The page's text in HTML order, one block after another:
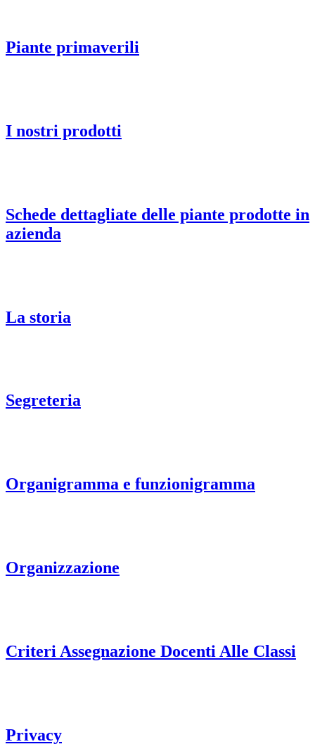
Piante primaverili
I nostri prodotti
Schede dettagliate delle piante prodotte in
azienda
La storia
Segreteria
Organigramma e funzionigramma
Organizzazione
Criteri Assegnazione Docenti Alle Classi
Privacy